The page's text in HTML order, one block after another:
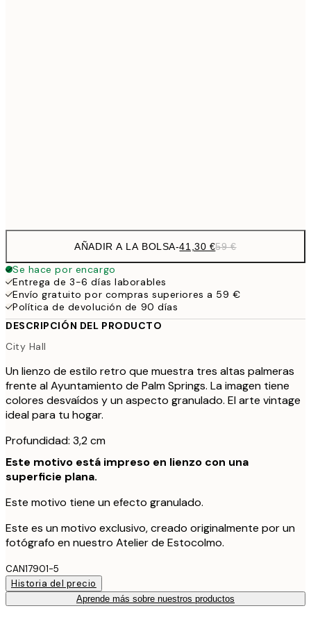
AÑADIR A LA BOLSA-41,30 €59 €
Se hace por encargo
Entrega de 3-6 días laborables
Envío gratuito por compras superiores a 59 €
Política de devolución de 90 días
DESCRIPCIÓN DEL PRODUCTO
City Hall
Un lienzo de estilo retro que muestra tres altas palmeras
frente al Ayuntamiento de Palm Springs. La imagen tiene
colores desvaídos y un aspecto granulado. El arte vintage
ideal para tu hogar.
Profundidad: 3,2 cm
Este motivo está impreso en lienzo con una
superficie plana.
Este motivo tiene un efecto granulado.
Este es un motivo exclusivo, creado originalmente por un
fotógrafo en nuestro Atelier de Estocolmo.
CAN17901-5
Historia del precio
Aprende más sobre nuestros productos